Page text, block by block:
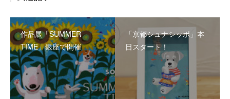
作品展「SUMMER
TIME」銀座で開催
「京都シュナシッポ」本
日スタート！